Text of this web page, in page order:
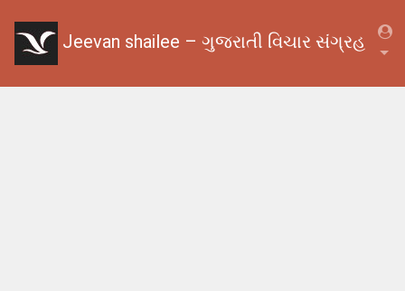
Jeevan shailee – ગુજરાતી વિચાર સંગ્રહ